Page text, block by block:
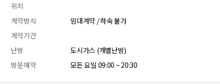
위치
계약방식
임대계약 / 하숙 불가
계약기간
난방
도시가스 (개별난방)
방문예약
모든 요일 09:00 ~ 20:30